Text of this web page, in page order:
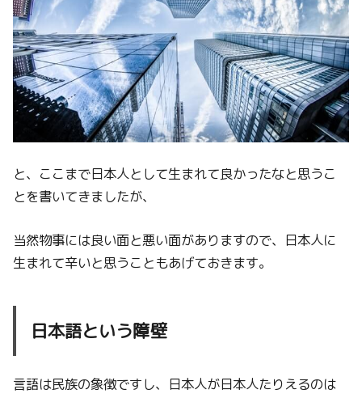
と、ここまで日本人として生まれて良かったなと思うこ
とを書いてきましたが、
当然物事には良い面と悪い面がありますので、日本人に
生まれて辛いと思うこともあげておきます。
日本語という障壁
言語は民族の象徴ですし、日本人が日本人たりえるのは